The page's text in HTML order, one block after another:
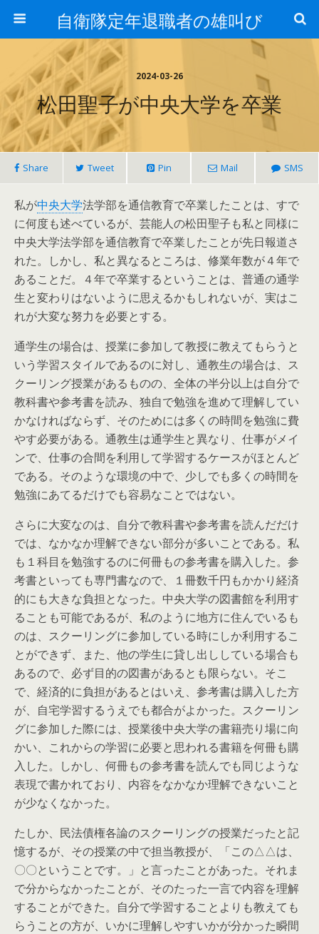
自衛隊定年退職者の雄叫び
2024-03-26
松田聖子が中央大学を卒業
Share Tweet Pin Mail SMS
私が中央大学法学部を通信教育で卒業したことは、すで
に何度も述べているが、芸能人の松田聖子も私と同様に
中央大学法学部を通信教育で卒業したことが先日報道さ
れた。しかし、私と異なるところは、修業年数が４年で
あることだ。４年で卒業するということは、普通の通学
生と変わりはないように思えるかもしれないが、実はこ
れが大変な努力を必要とする。
通学生の場合は、授業に参加して教授に教えてもらうと
いう学習スタイルであるのに対し、通教生の場合は、ス
クーリング授業があるものの、全体の半分以上は自分で
教科書や参考書を読み、独自で勉強を進めて理解してい
かなければならず、そのためには多くの時間を勉強に費
やす必要がある。 通教生は通学生と異なり、仕事がメイ
ンで、仕事の合間を利用して学習するケースがほとんど
である。そのような環境の中で、少しでも多くの時間を
勉強にあてるだけでも容易なことではない。
さらに大変なのは、自分で教科書や参考書を読んだだけ
では、なかなか理解できない部分が多いことである。私
も１科目を勉強するのに何冊もの参考書を購入した。参
考書といっても専門書なので、１冊数千円もかかり経済
的にも大きな負担となった。中央大学の図書館を利用す
ることも可能であるが、私のように地方に住んでいるも
のは、スクーリングに参加している時にしか利用するこ
とができず、また、他の学生に貸し出ししている場合も
あるので、必ず目的の図書があるとも限らない。そこ
で、経済的に負担があるとはいえ、参考書は購入した方
が、自宅学習するうえでも都合がよかった。スクーリン
グに参加した際には、授業後中央大学の書籍売り場に向
かい、これからの学習に必要と思われる書籍を何冊も購
入した。しかし、何冊もの参考書を読んでも同じような
表現で書かれており、内容をなかなか理解できないこと
が少なくなかった。
たしか、民法債権各論のスクーリングの授業だったと記
憶するが、その授業の中で担当教授が、「この△△は、
〇〇ということです。」と言ったことがあった。それま
で分からなかったことが、そのたった一言で内容を理解
することができた。自分で学習することよりも教えても
らうことの方が、いかに理解しやすいかが分かった瞬間